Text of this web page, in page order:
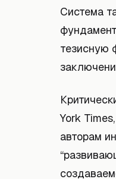
Система
тезисную
York
авторам